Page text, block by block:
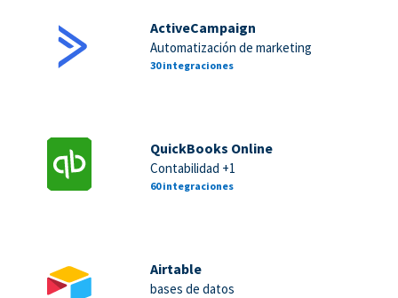
ActiveCampaign
Automatización de marketing
30 integraciones
QuickBooks Online
Contabilidad +1
60 integraciones
Airtable
bases de datos